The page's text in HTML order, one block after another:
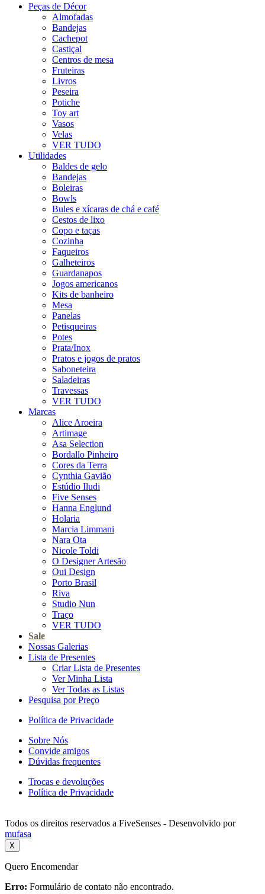
Peças de Décor
Almofadas
Bandejas
Cachepot
Castiçal
Centros de mesa
Fruteiras
Livros
Peseira
Potiche
Toy art
Vasos
Velas
VER TUDO
Utilidades
Baldes de gelo
Bandejas
Boleiras
Bowls
Bules e xícaras de chá e café
Cestos de lixo
Copo e taças
Cozinha
Faqueiros
Galheteiros
Guardanapos
Jogos americanos
Kits de banheiro
Mesa
Panelas
Petisqueiras
Potes
Prata/Inox
Pratos e jogos de pratos
Saboneteira
Saladeiras
Travessas
VER TUDO
Marcas
Alice Aroeira
Artimage
Asa Selection
Bordallo Pinheiro
Cores da Terra
Cynthia Gavião
Estúdio Iludi
Five Senses
Hanna Englund
Holaria
Marcia Limmani
Nara Ota
Nicole Toldi
O Designer Artesão
Oui Design
Porto Brasil
Riva
Studio Nun
Traço
VER TUDO
Sale
Nossas Galerias
Lista de Presentes
Criar Lista de Presentes
Ver Minha Lista
Ver Todas as Listas
Pesquisa por Preço
Política de Privacidade
Sobre Nós
Convide amigos
Dúvidas frequentes
Trocas e devoluções
Política de Privacidade
Todos os direitos reservados a FiveSenses - Desenvolvido por
mufasa
X
Quero Encomendar
Erro: Formulário de contato não encontrado.